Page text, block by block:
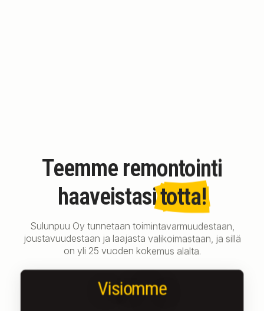
Teemme remontointi
haaveistasitotta!
Sulunpuu Oy tunnetaan toimintavarmuudestaan,
joustavuudestaan ja laajasta valikoimastaan, ja sillä
on yli 25 vuoden kokemus alalta.
Visiomme